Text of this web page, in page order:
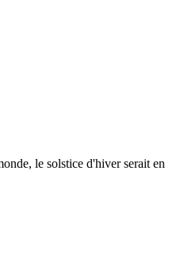
le solstice d'hiver serait en